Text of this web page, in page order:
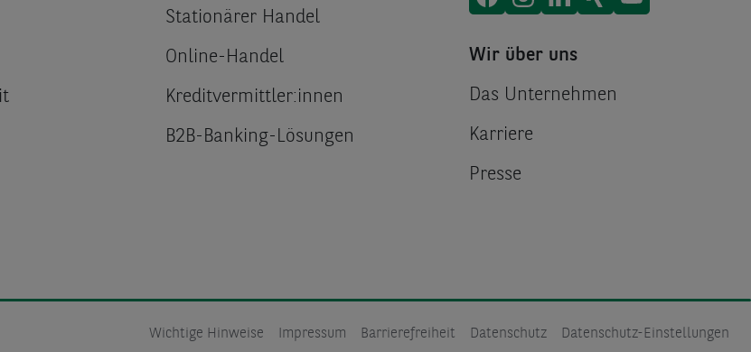
Stationärer Handel
Online-Handel
Kreditvermittler:innen
B2B-Banking-Lösungen
Wir über uns
Das Unternehmen
Karriere
Presse
Wichtige Hinweise Impressum Barrierefreiheit Datenschutz Datenschutz-Einstellungen